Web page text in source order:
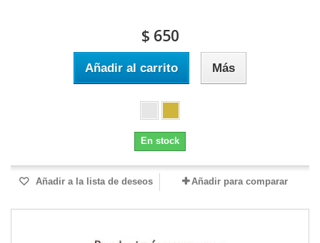
$ 650
Añadir al carrito Más
En stock
Añadir a la lista de deseos Añadir para comparar